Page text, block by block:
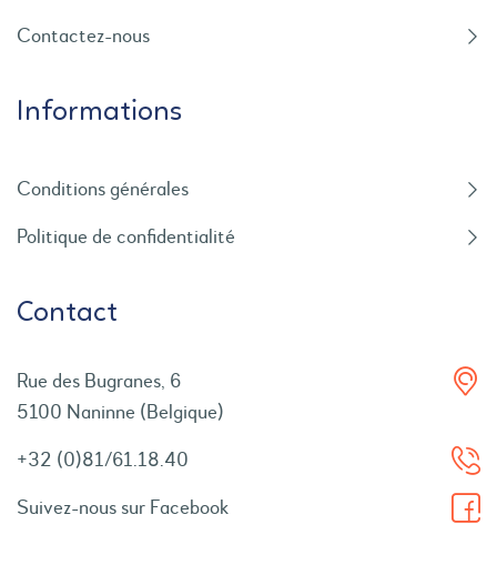
Contactez-nous
Informations
Conditions générales
Politique de confidentialité
Contact
Rue des Bugranes, 6
5100 Naninne (Belgique)
+32 (0)81/61.18.40
Suivez-nous sur Facebook